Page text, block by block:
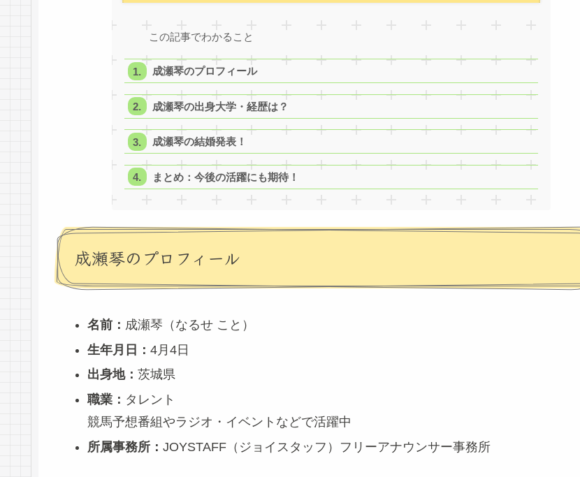
この記事でわかること
成瀬琴のプロフィール
成瀬琴の出身大学・経歴は？
成瀬琴の結婚発表！
まとめ：今後の活躍にも期待！
成瀬琴のプロフィール
名前： 成瀬琴（なるせ こと）
生年月日： 4月4日
出身地： 茨城県
職業： タレント
競馬予想番組やラジオ・イベントなどで活躍中
所属事務所： JOYSTAFF（ジョイスタッフ）フリーアナウンサー事務所